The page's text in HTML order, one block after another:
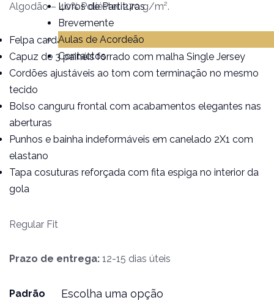
Livros de Partituras
Brevemente
Aulas de Acordeão
Contactos
Algodão – 40% Poliéster. 270 g/m².
Felpa cardada suave, confortavél e quente
Capuz de 3 painéis forrado com malha Single Jersey
Cordões ajustáveis ao tom com terminação no mesmo
tecido
Bolso canguru frontal com acabamentos elegantes nas
aberturas
Punhos e bainha indeformáveis em canelado 2X1 com
elastano
Tapa cosuturas reforçada com fita espiga no interior da
gola
Regular Fit
Prazo de entrega: 12-15 dias úteis
Padrão